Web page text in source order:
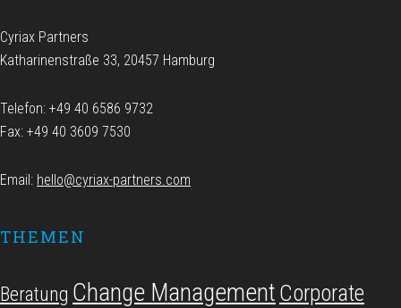
Cyriax Partners
Katharinenstraße 33, 20457 Hamburg
Telefon: +49 40 6586 9732
Fax: +49 40 3609 7530
Email: hello@cyriax-partners.com
THEMEN
Beratung Change Management Corporate